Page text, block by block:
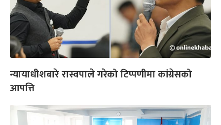
न्यायाधीशबारे रास्वपाले गरेको टिप्पणीमा कांग्रेसको
आपत्ति